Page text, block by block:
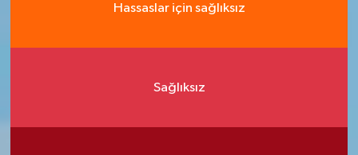
Hassaslar için sağlıksız
Sağlıksız